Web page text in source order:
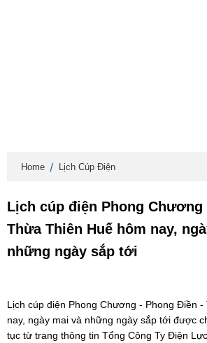
Home Lịch Cúp Điện
Lịch cúp điện Phong Chương
Thừa Thiên Huế hôm nay,
những ngày sắp tới
Lịch cúp điện Phong Chương - Phong Điền
nay, ngày mai và những ngày sắp tới được
tục từ trang thông tin Tổng Công Ty Điện